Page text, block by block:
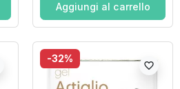
Aggiungi al carrello
-32%
favorite_border